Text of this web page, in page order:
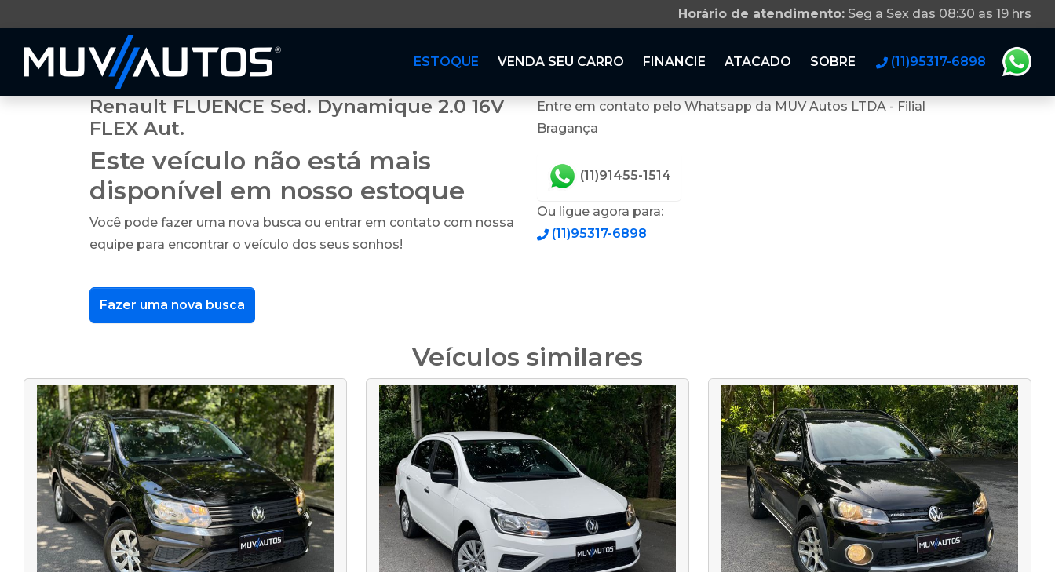
Horário de atendimento: Seg a Sex das 08:30 as 19 hrs
ESTOQUE VENDA SEU CARRO FINANCIE ATACADO SOBRE (11)95317-6898
Renault FLUENCE Sed. Dynamique 2.0 16V
FLEX Aut.
Este veículo não está mais
disponível em nosso estoque
Você pode fazer uma nova busca ou entrar em contato com nossa
equipe para encontrar o veículo dos seus sonhos!
Fazer uma nova busca
Entre em contato pelo Whatsapp da MUV Autos LTDA - Filial
Bragança
(11)91455-1514
Ou ligue agora para:
(11)95317-6898
Veículos similares